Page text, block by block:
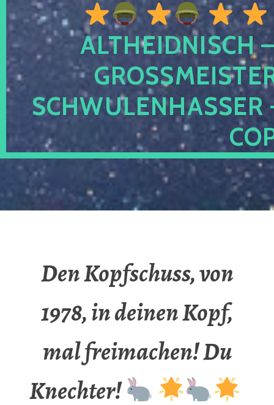
ALTHEIDNISCH
CHWULENHASSER
Den Kopfschuss, von
1978, in deinen Kopf,
mal freimachen! Du
Knechter!